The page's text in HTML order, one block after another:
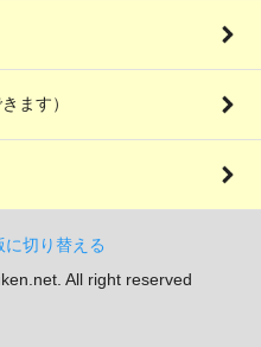
ます）
に切り替える
All right reserved